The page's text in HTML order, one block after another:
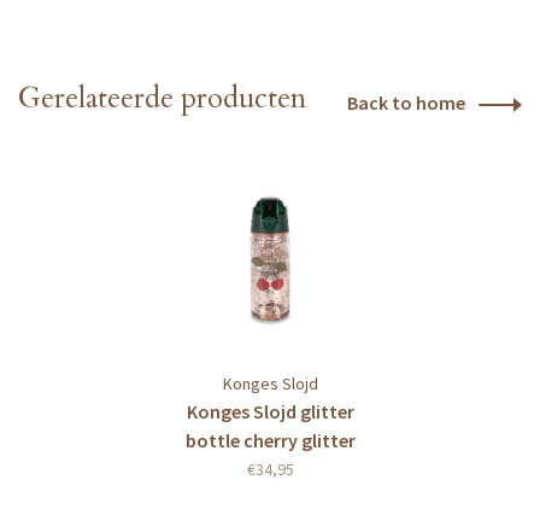
Gerelateerde producten Back to home
Konges Slojd
Konges Slojd glitter
bottle cherry glitter
€34,95